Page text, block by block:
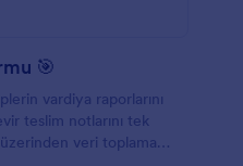
🎯
vardiya raporlarını
teslim notlarını tek
veri toplama